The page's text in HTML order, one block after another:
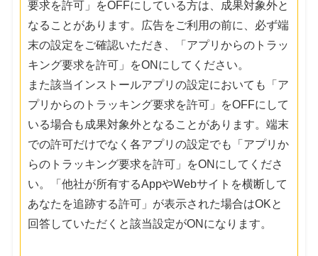
要求を許可」をOFFにしている方は、成果対象外と
なることがあります。広告をご利用の前に、必ず端
末の設定をご確認いただき、「アプリからのトラッ
キング要求を許可」をONにしてください。
また該当インストールアプリの設定においても「ア
プリからのトラッキング要求を許可」をOFFにして
いる場合も成果対象外となることがあります。端末
での許可だけでなく各アプリの設定でも「アプリか
らのトラッキング要求を許可」をONにしてくださ
い。「他社が所有するAppやWebサイトを横断して
あなたを追跡する許可」が表示された場合はOKと
回答していただくと該当設定がONになります。